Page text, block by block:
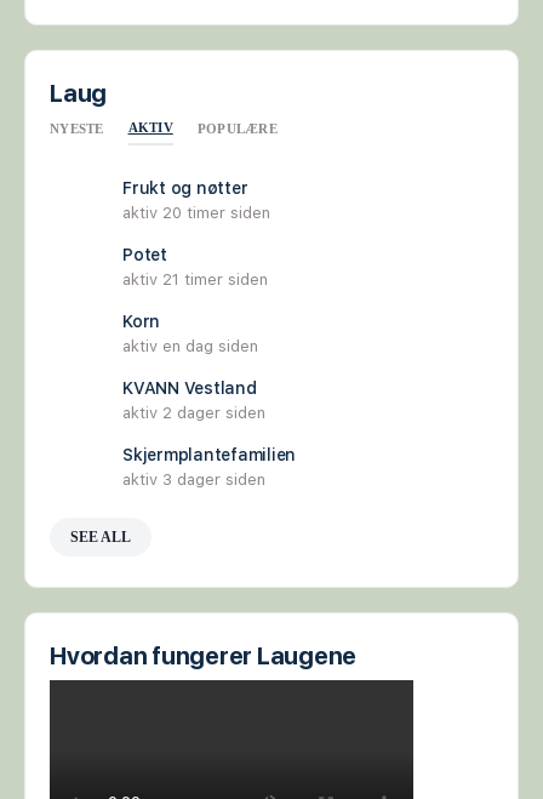
Laug
NYESTE AKTIV POPULÆRE
Frukt og nøtter
aktiv 20 timer siden
Potet
aktiv 21 timer siden
Korn
aktiv en dag siden
KVANN Vestland
aktiv 2 dager siden
Skjermplantefamilien
aktiv 3 dager siden
SEE ALL
Hvordan fungerer Laugene